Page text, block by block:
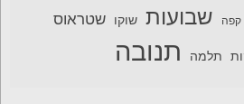
קפה שבועות שוקו שטראוס
תלמה תנובה